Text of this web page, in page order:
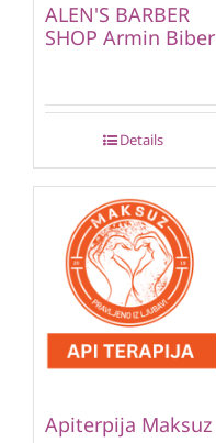
ALEN'S BARBER
SHOP Armin Biber
Details
Apiterpija Maksuz